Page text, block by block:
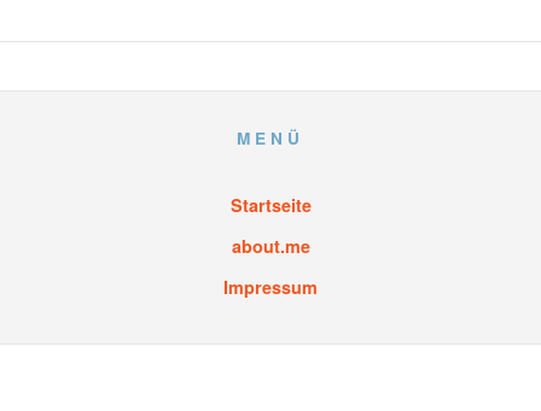
MENÜ
Startseite
about.me
Impressum